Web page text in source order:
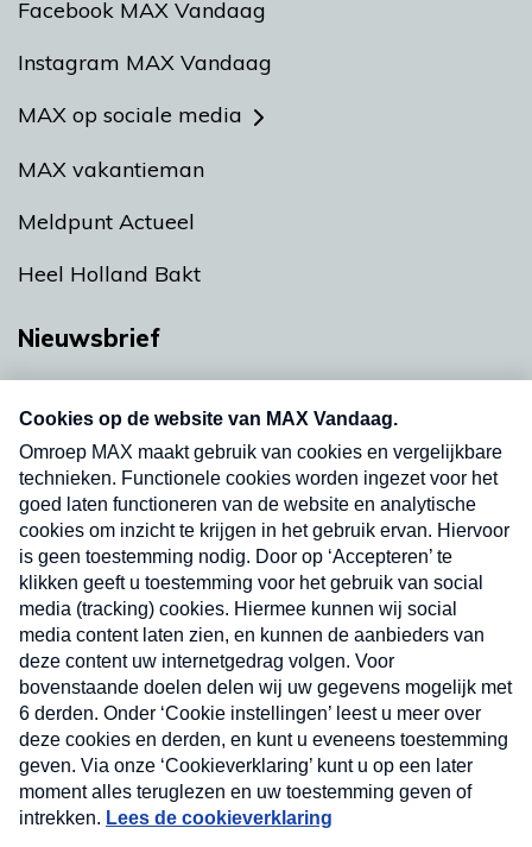
Facebook MAX Vandaag
Instagram MAX Vandaag
MAX op sociale media
MAX vakantieman
Meldpunt Actueel
Heel Holland Bakt
Nieuwsbrief
nieuwsbrief. Elke vrijdag- en dinsdagochtend in
uw mailbox.
Verzend
Nieuwsbrief
Neem hier een gratis abonnement op onze
nieuwsbrief. Elke vrijdag- en dinsdagochtend in uw